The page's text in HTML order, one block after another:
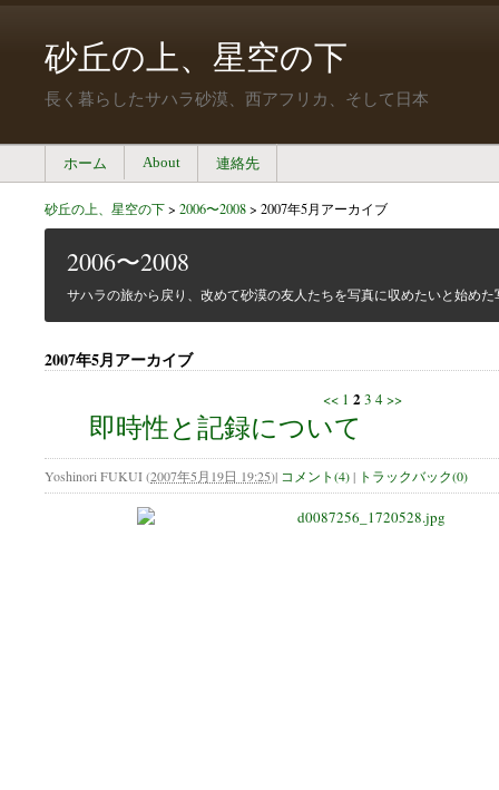
砂丘の上、星空の下
長く暮らしたサハラ砂漠、西アフリカ、そして日本
ホーム About 連絡先
砂丘の上、星空の下> 2006〜2008> 2007年5月アーカイブ
2006〜2008
サハラの旅から戻り、改めて砂漠の友人たちを写真に収めたいと始めた
2007年5月アーカイブ
<< 1 2 3 4>>
即時性と記録について
Yoshinori FUKUI(2007年5月19日 19:25)| コメント(4)| トラックバック(0)